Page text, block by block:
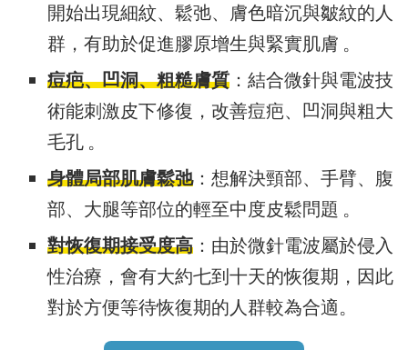
開始出現細紋、鬆弛、膚色暗沉與皺紋的人
群，有助於促進膠原增生與緊實肌膚 。
痘疤、凹洞、粗糙膚質 ：結合微針與電波技
術能刺激皮下修復，改善痘疤、凹洞與粗大
毛孔 。
身體局部肌膚鬆弛：想解決頸部、手臂、腹
部、大腿等部位的輕至中度皮鬆問題 。
對恢復期接受度高 ：由於微針電波屬於侵入
性治療，會有大約七到十天的恢復期，因此
對於方便等待恢復期的人群較為合適。